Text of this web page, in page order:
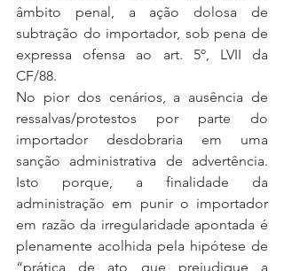
âmbito penal, a ação dolosa de
subtração do importador, sob pena de
expressa ofensa ao art. 5º, LVII da
CF/88.
No pior dos cenários, a ausência de
ressalvas/protestos por parte do
importador desdobraria em uma
sanção administrativa de advertência.
Isto porque, a finalidade da
administração em punir o importador
em razão da irregularidade apontada é
plenamente acolhida pela hipótese de
“prática de ato que prejudique a